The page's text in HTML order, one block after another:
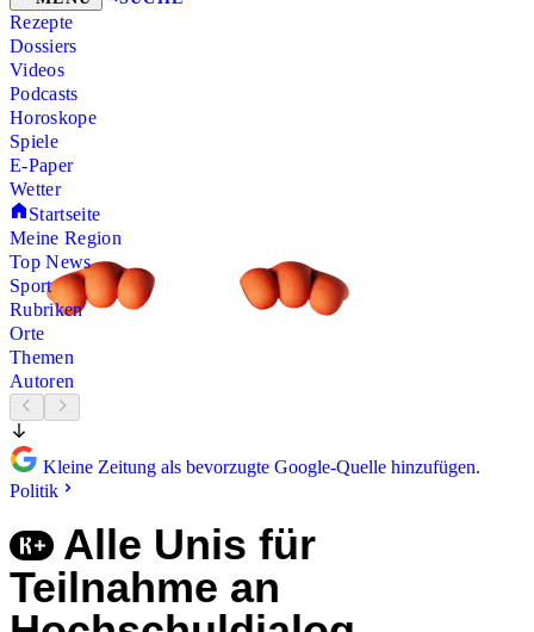
Rezepte
Dossiers
Videos
Podcasts
Horoskope
Spiele
E-Paper
Wetter
Startseite
Meine Region
Top News
Sport
Rubriken
Orte
Themen
Autoren
Kleine Zeitung als bevorzugte Google-Quelle hinzufügen.
Politik
Alle Unis für
Teilnahme an